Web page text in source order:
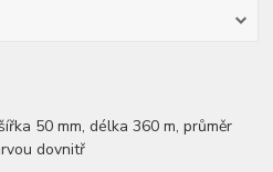
50 mm, délka 360 m, průměr
dovnitř